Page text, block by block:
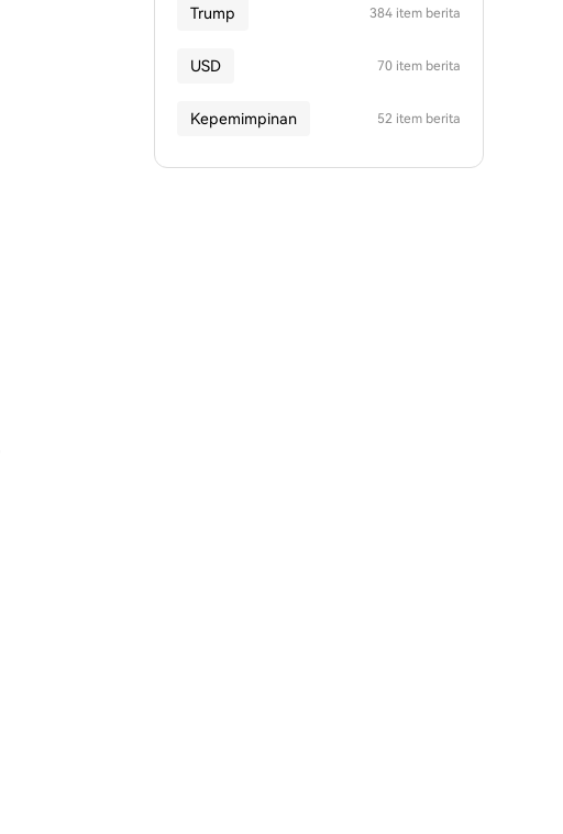
Trump 384 item berita
USD 70 item berita
Kepemimpinan 52 item berita